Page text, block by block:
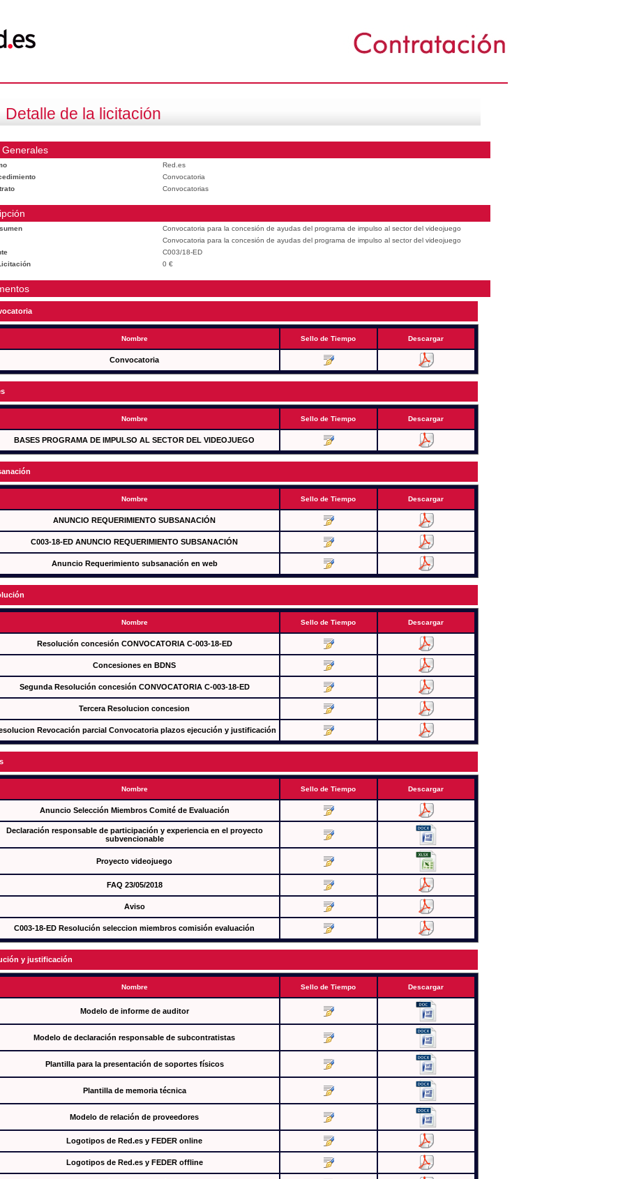
Detalle de la licitación
Generales
Red.es
Convocatoria
Convocatorias
Convocatoria para la concesión de ayudas del programa de impulso al sector del videojuego
Convocatoria para la concesión de ayudas del programa de impulso al sector del videojuego
C003/18-ED
0 €
Nombre Sello de Tiempo Descargar
Convocatoria
Nombre Sello de Tiempo Descargar
BASES PROGRAMA DE IMPULSO AL SECTOR DEL VIDEOJUEGO
Nombre Sello de Tiempo Descargar
ANUNCIO REQUERIMIENTO SUBSANACIÓN
C003-18-ED ANUNCIO REQUERIMIENTO SUBSANACIÓN
Anuncio Requerimiento subsanación en web
Nombre Sello de Tiempo Descargar
Resolución concesión CONVOCATORIA C-003-18-ED
Concesiones en BDNS
Segunda Resolución concesión CONVOCATORIA C-003-18-ED
Tercera Resolucion concesion
Revocación parcial Convocatoria plazos ejecución y justificación
Nombre Sello de Tiempo Descargar
Anuncio Selección Miembros Comité de Evaluación
Declaración responsable de participación y experiencia en el proyecto
subvencionable
Proyecto videojuego
FAQ 23/05/2018
Aviso
C003-18-ED Resolución seleccion miembros comisión evaluación
y justificación
Nombre Sello de Tiempo Descargar
Modelo de informe de auditor
Modelo de declaración responsable de subcontratistas
Plantilla para la presentación de soportes físicos
Plantilla de memoria técnica
Modelo de relación de proveedores
Logotipos de Red.es y FEDER online
Logotipos de Red.es y FEDER offline